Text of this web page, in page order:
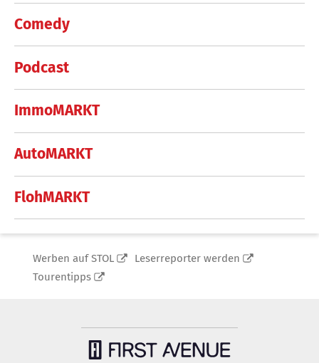
Comedy
Podcast
ImmoMARKT
AutoMARKT
FlohMARKT
Werben auf STOL
Leserreporter werden
Tourentipps